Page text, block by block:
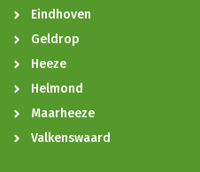
Eindhoven
Geldrop
Heeze
Helmond
Maarheeze
Valkenswaard